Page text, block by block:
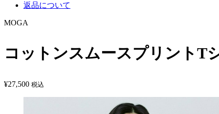
返品について
MOGA
コットンスムースプリントT
¥27,500 税込